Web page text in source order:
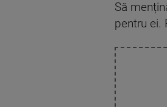
Să
pentru ei.